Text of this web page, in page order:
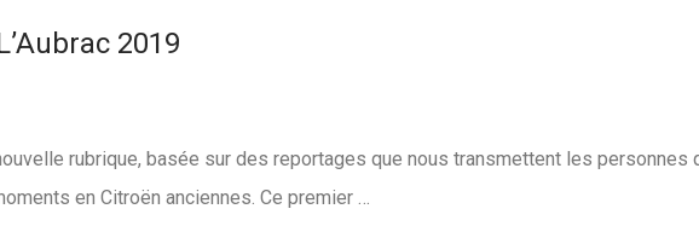
2019
rubrique, basée sur des reportages que nous transmettent les personnes
en Citroën anciennes. Ce premier …